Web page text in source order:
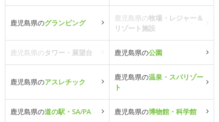
鹿児島県のグランピング
鹿児島県の牧場・レジャー＆
リゾート施設
鹿児島県のタワー・展望台 鹿児島県の公園
鹿児島県のアスレチック
鹿児島県の温泉・スパリゾー
ト
鹿児島県の道の駅・SA/PA 鹿児島県の博物館・科学館